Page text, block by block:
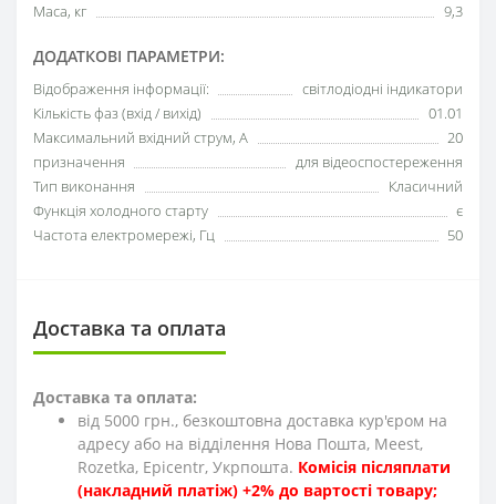
Маса, кг 9,3
ДОДАТКОВІ ПАРАМЕТРИ:
Відображення інформації:
світлодіодні індикатори
Кількість фаз (вхід / вихід)
01.01
Максимальний вхідний струм, А
20
призначення
для відеоспостереження
Тип виконання
Класичний
Функція холодного старту
є
Частота електромережі, Гц
50
Доставка та оплата
Доставка та оплата:
від 5000 грн., безкоштовна доставка кур'єром на
адресу або на відділення Нова Пошта, Meest,
Rozetka, Epicentr, Укрпошта. Комісія післяплати
(накладний платіж) +2% до вартості товару;